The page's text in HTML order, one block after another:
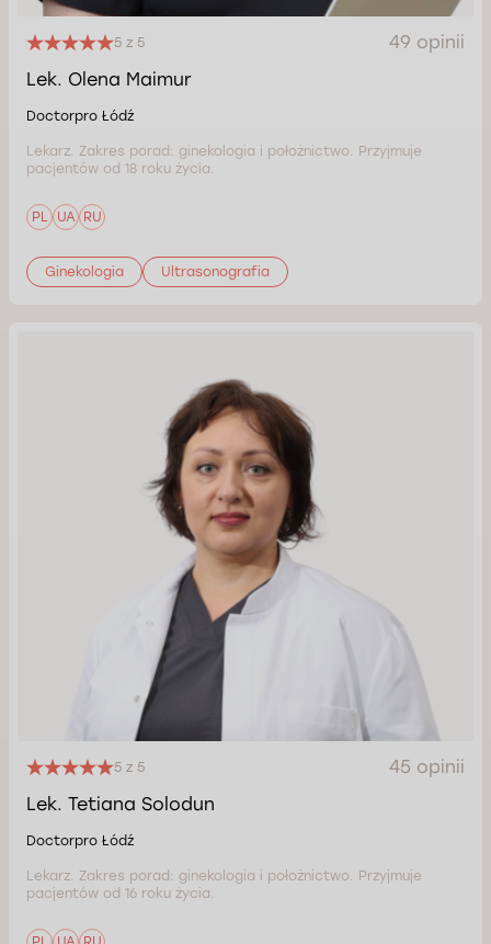
5 z 5
49 opinii
Lek. Olena Maimur
Doctorpro Łódź
Lekarz. Zakres porad: ginekologia i położnictwo. Przyjmuje
pacjentów od 18 roku życia.
PL UA RU
Ginekologia Ultrasonografia
5 z 5
45 opinii
Lek. Tetiana Solodun
Doctorpro Łódź
Lekarz. Zakres porad: ginekologia i położnictwo. Przyjmuje
pacjentów od 16 roku życia.